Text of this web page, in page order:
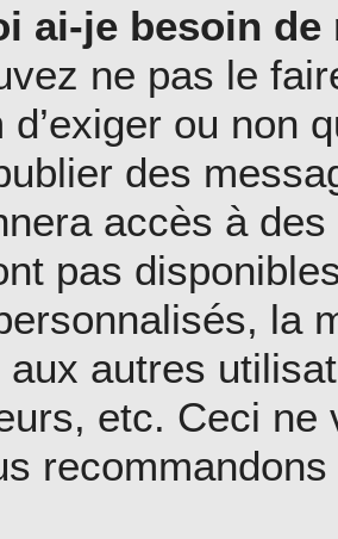
ai-je besoin
ne pas le
d’exiger ou non
des
accès à
pas
la
autres
etc. Ceci